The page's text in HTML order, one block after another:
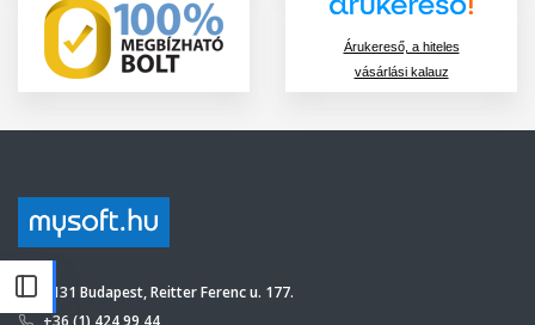
Árukereső, a hiteles
vásárlási kalauz
1131 Budapest, Reitter Ferenc u. 177.